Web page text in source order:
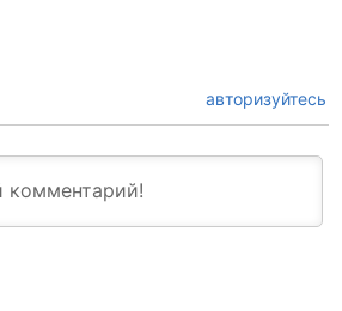
авторизуйтесь